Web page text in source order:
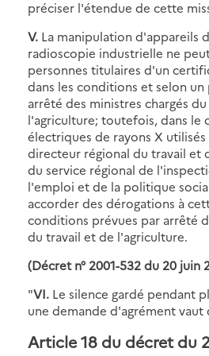
préciser l'étendue de cette
V. La manipulation d'appareils
radioscopie industrielle ne
personnes titulaires d'un
dans les conditions et selon
arrêté des ministres chargés
l'agriculture; toutefois, dans le
électriques de rayons X
directeur régional du travail et
du service régional de
l'emploi et de la politique
accorder des dérogations à
conditions prévues par arrêté
du travail et de l'agriculture.
(Décret n° 2001-532 du 20 juin
"VI. Le silence gardé pendant
une demande d'agrément
Article 18 du décret du